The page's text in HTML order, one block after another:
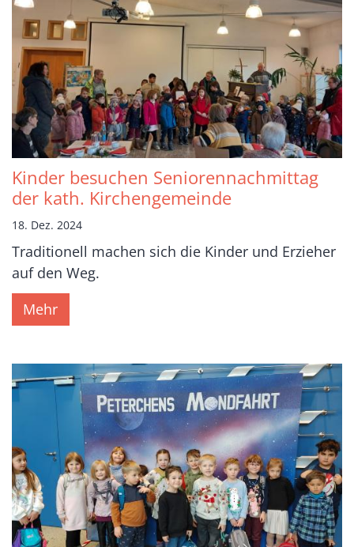
Kinder besuchen Seniorennachmittag
der kath. Kirchengemeinde
18. Dez. 2024
Traditionell machen sich die Kinder und Erzieher
auf den Weg.
Mehr